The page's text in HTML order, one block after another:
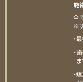
施
全
※
・
・
ま
・